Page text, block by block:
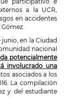
a la UCR,
en accidentes
en la Ciudad
nacional
potencialmente
involucrado una
asociados a los
La compilación
y del estudiante